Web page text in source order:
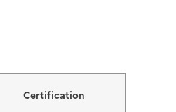
Certification